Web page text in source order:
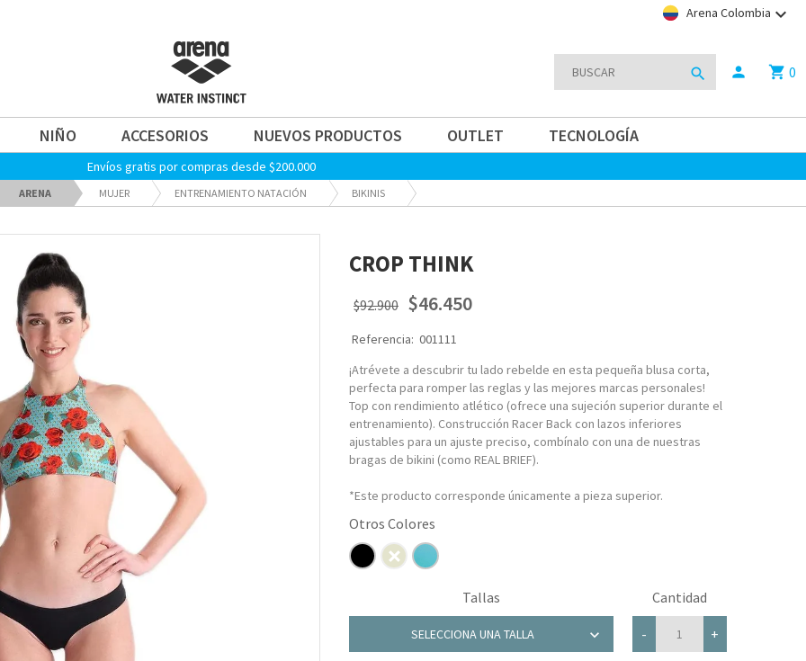
Arena Colombia keyboard_arrow_down
search person shopping_cart 0
NIÑO ACCESORIOS NUEVOS PRODUCTOS OUTLET TECNOLOGÍA
Envíos gratis por compras desde $200.000
ARENA MUJER ENTRENAMIENTO NATACIÓN BIKINIS
CROP THINK
$92.900 $46.450
Referencia: 001111
¡Atrévete a descubrir tu lado rebelde en esta pequeña blusa corta,
perfecta para romper las reglas y las mejores marcas personales!
Top con rendimiento atlético (ofrece una sujeción superior durante el
entrenamiento). Construcción Racer Back con lazos inferiores
ajustables para un ajuste preciso, combínalo con una de nuestras
bragas de bikini (como REAL BRIEF).
*Este producto corresponde únicamente a pieza superior.
Tallas
SELECCIONA UNA TALLA chevron_right
Cantidad
- +